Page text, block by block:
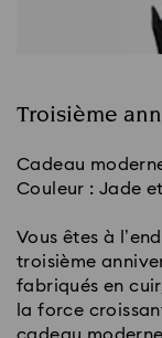
Troisième
Cadeau
Couleur : Jade
Vous êtes à
troisième
fabriqués en
la force